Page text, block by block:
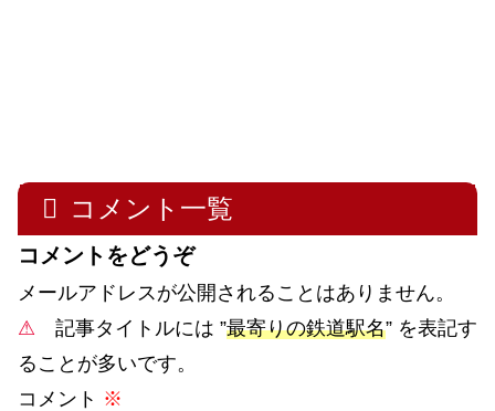
コメント一覧
コメントをどうぞ
メールアドレスが公開されることはありません。
⚠ 記事タイトルには ”最寄りの鉄道駅名” を表記す
ることが多いです。
コメント ※